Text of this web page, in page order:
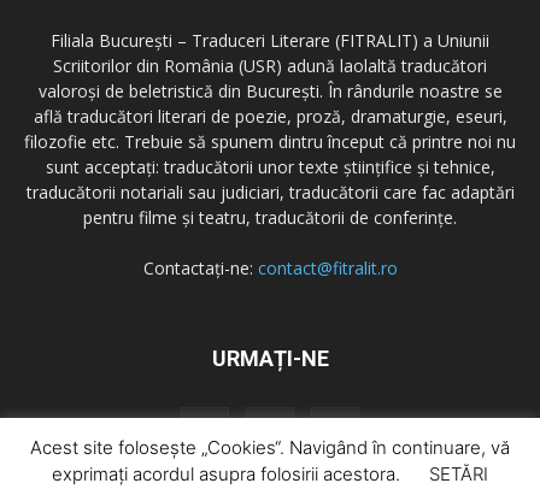
Filiala București – Traduceri Literare (FITRALIT) a Uniunii
Scriitorilor din România (USR) adună laolaltă traducători
valoroși de beletristică din București. În rândurile noastre se
află traducători literari de poezie, proză, dramaturgie, eseuri,
filozofie etc. Trebuie să spunem dintru început că printre noi nu
sunt acceptați: traducătorii unor texte științifice și tehnice,
traducătorii notariali sau judiciari, traducătorii care fac adaptări
pentru filme și teatru, traducătorii de conferințe.
Contactați-ne: contact@fitralit.ro
URMAȚI-NE
Acest site folosește „Cookies“. Navigând în continuare, vă
exprimați acordul asupra folosirii acestora.
SETĂRI